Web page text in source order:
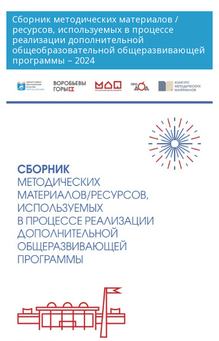
Сборник методических материалов /
ресурсов, используемых в процессе
реализации дополнительной
общеобразовательной общеразвивающей
программы – 2024